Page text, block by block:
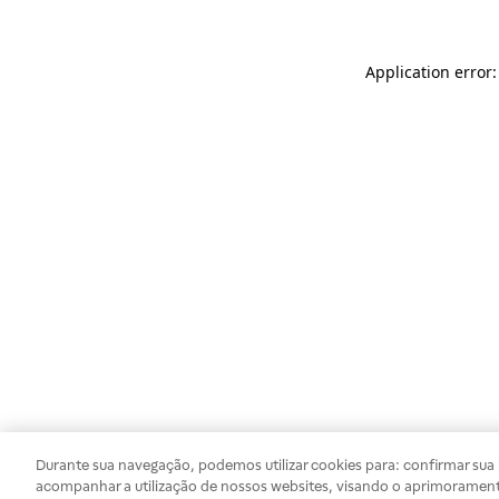
Application
Durante sua navegação, podemos utilizar cookies para: confirmar
acompanhar a utilização de nossos websites, visando o